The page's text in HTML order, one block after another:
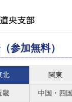
参加無料）
北 関東
畿 中国・四国